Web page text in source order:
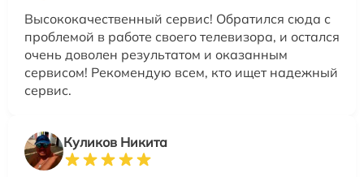
Высококачественный сервис! Обратился сюда с
проблемой в работе своего телевизора, и остался
очень доволен результатом и оказанным
сервисом! Рекомендую всем, кто ищет надежный
сервис.
Куликов Никита